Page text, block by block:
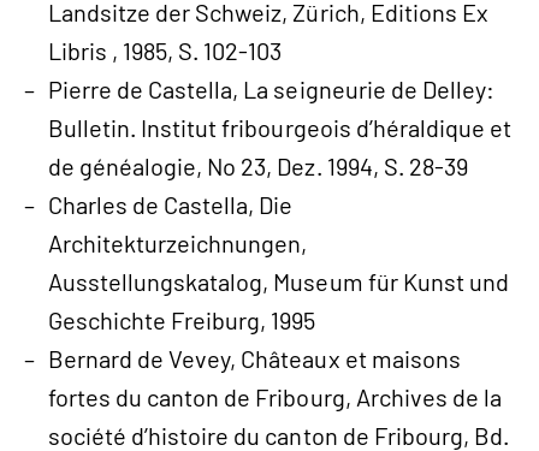
Landsitze der Schweiz, Zürich, Editions Ex
Libris , 1985, S. 102-103
Pierre de Castella, La seigneurie de Delley:
Bulletin. Institut fribourgeois d’héraldique et
de généalogie, No 23, Dez. 1994, S. 28-39
Charles de Castella, Die
Architekturzeichnungen,
Ausstellungskatalog, Museum für Kunst und
Geschichte Freiburg, 1995
Bernard de Vevey, Châteaux et maisons
fortes du canton de Fribourg, Archives de la
société d’histoire du canton de Fribourg, Bd.